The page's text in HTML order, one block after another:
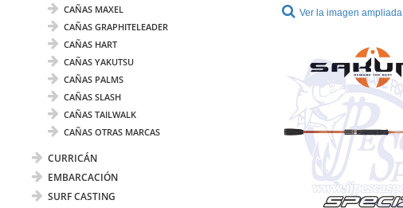
CAÑAS MAXEL
CAÑAS GRAPHITELEADER
CAÑAS HART
CAÑAS YAKUTSU
CAÑAS PALMS
CAÑAS SLASH
CAÑAS TAILWALK
CAÑAS OTRAS MARCAS
CURRICÁN
EMBARCACIÓN
SURF CASTING
Ver la imagen ampliada